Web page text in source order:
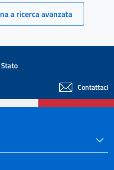
a ricerca avanzata
Contattaci